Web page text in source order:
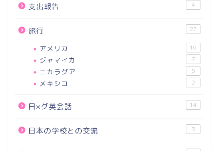
支出報告 4
旅行 27
アメリカ 10
ジャマイカ 7
ニカラグア 5
メキシコ 2
日×グ英会話 14
日本の学校との交流 3